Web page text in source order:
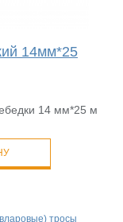
14мм*25
14 мм*25 м
тросы